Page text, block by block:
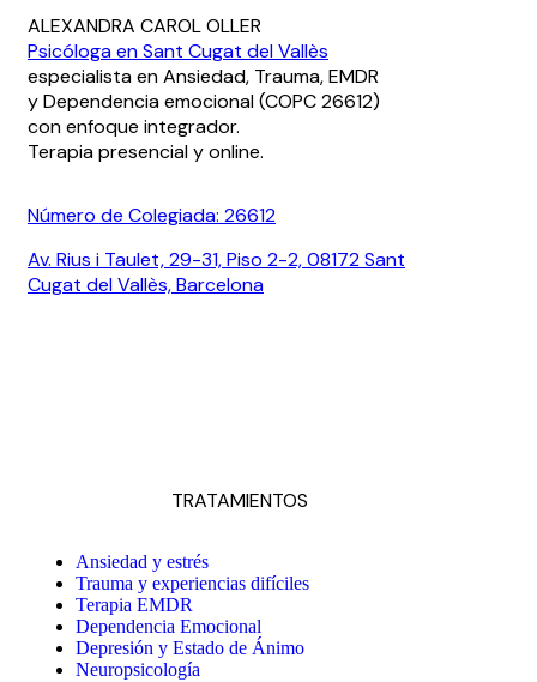
ALEXANDRA CAROL OLLER
Psicóloga en Sant Cugat del Vallès
especialista en Ansiedad, Trauma, EMDR
y Dependencia emocional (COPC 26612)
con enfoque integrador.
Terapia presencial y online.
Número de Colegiada: 26612
Av. Rius i Taulet, 29-31, Piso 2-2, 08172 Sant
Cugat del Vallès, Barcelona
TRATAMIENTOS
Ansiedad y estrés
Trauma y experiencias difíciles
Terapia EMDR
Dependencia Emocional
Depresión y Estado de Ánimo
Neuropsicología